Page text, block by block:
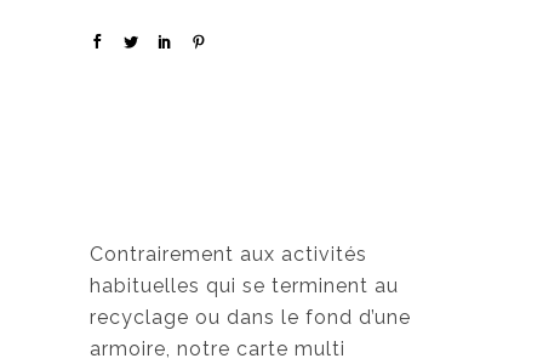
Contrairement aux activités
habituelles qui se terminent au
recyclage ou dans le fond d’une
armoire, notre carte multi